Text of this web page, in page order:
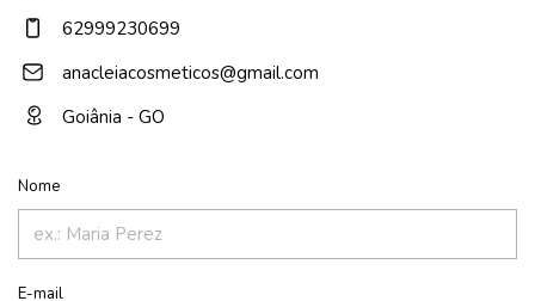
62999230699
anacleiacosmeticos@gmail.com
Goiânia - GO
Nome
E-mail